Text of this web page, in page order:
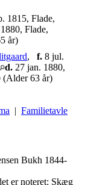
1815, Flade,
Flade,
år)
, f. 8 jul.
d. 27 jan. 1880,
(Alder 63 år)
| Familietavle
Bukh 1844-
er noteret: Skæg